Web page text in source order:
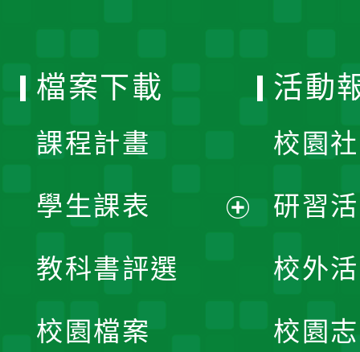
檔案下載
課程計畫
學生課表
教科書評選
校園檔案
活動
校園
研習
校外
校園